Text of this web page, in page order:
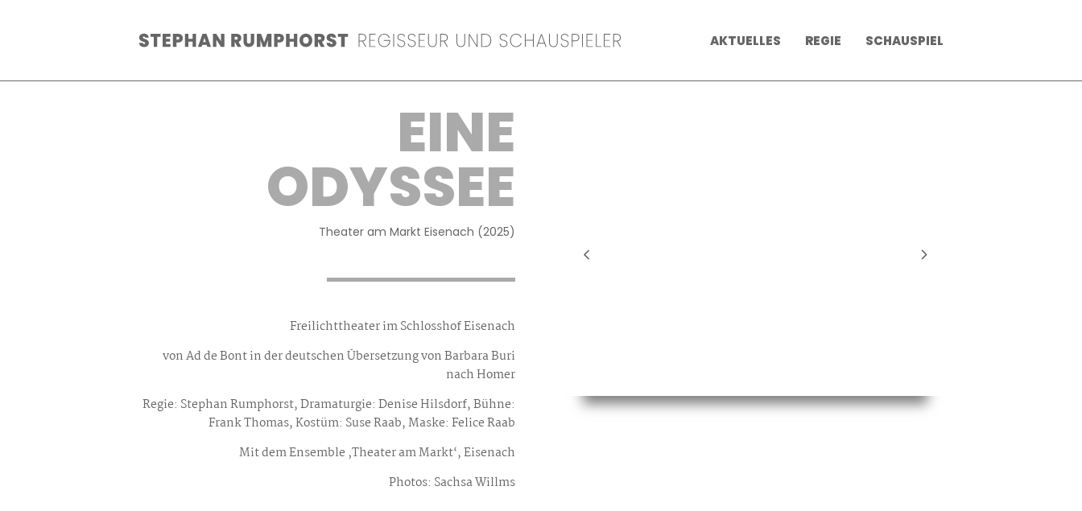
AKTUELLES REGIE SCHAUSPIEL
EINE
ODYSSEE
Theater am Markt Eisenach (2025)
Freilichttheater im Schlosshof Eisenach
von Ad de Bont in der deutschen Übersetzung von Barbara Buri
nach Homer
Regie: Stephan Rumphorst, Dramaturgie: Denise Hilsdorf, Bühne:
Frank Thomas, Kostüm: Suse Raab, Maske: Felice Raab
Mit dem Ensemble ‚Theater am Markt‘, Eisenach
Photos: Sachsa Willms